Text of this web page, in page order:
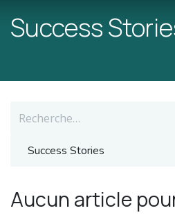
Success
Success Stories
Aucun article